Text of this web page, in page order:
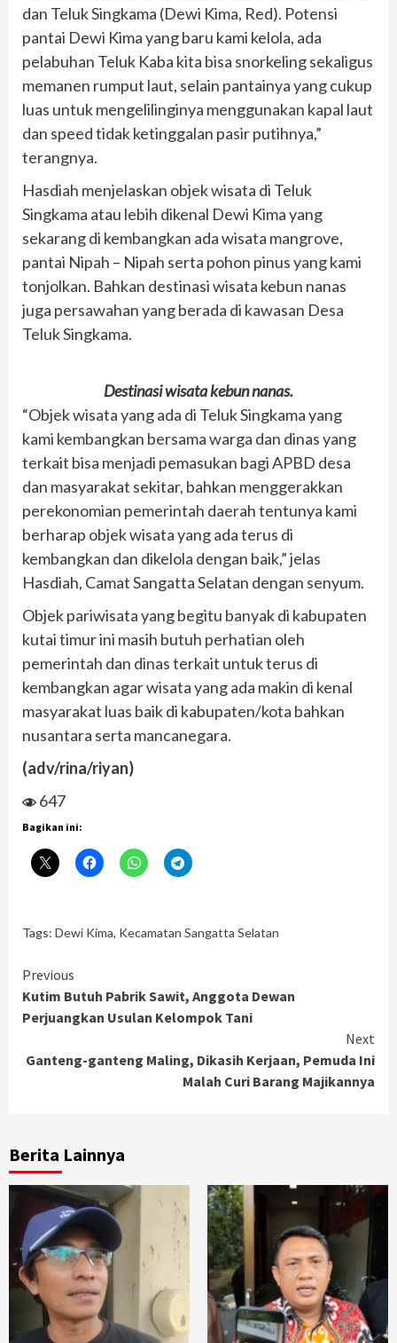
dan Teluk Singkama (Dewi Kima, Red). Potensi
pantai Dewi Kima yang baru kami kelola, ada
pelabuhan Teluk Kaba kita bisa snorkeling sekaligus
memanen rumput laut, selain pantainya yang cukup
luas untuk mengelilinginya menggunakan kapal laut
dan speed tidak ketinggalan pasir putihnya,”
terangnya.
Hasdiah menjelaskan objek wisata di Teluk
Singkama atau lebih dikenal Dewi Kima yang
sekarang di kembangkan ada wisata mangrove,
pantai Nipah – Nipah serta pohon pinus yang kami
tonjolkan. Bahkan destinasi wisata kebun nanas
juga persawahan yang berada di kawasan Desa
Teluk Singkama.
Destinasi wisata kebun nanas.
“Objek wisata yang ada di Teluk Singkama yang
kami kembangkan bersama warga dan dinas yang
terkait bisa menjadi pemasukan bagi APBD desa
dan masyarakat sekitar, bahkan menggerakkan
perekonomian pemerintah daerah tentunya kami
berharap objek wisata yang ada terus di
kembangkan dan dikelola dengan baik,” jelas
Hasdiah, Camat Sangatta Selatan dengan senyum.
Objek pariwisata yang begitu banyak di kabupaten
kutai timur ini masih butuh perhatian oleh
pemerintah dan dinas terkait untuk terus di
kembangkan agar wisata yang ada makin di kenal
masyarakat luas baik di kabupaten/kota bahkan
nusantara serta mancanegara.
(adv/rina/riyan)
647
Bagikan ini:
Tags: Dewi Kima, Kecamatan Sangatta Selatan
Continue
Reading
Previous
Kutim Butuh Pabrik Sawit, Anggota Dewan
Perjuangkan Usulan Kelompok Tani
Next
Ganteng-ganteng Maling, Dikasih Kerjaan, Pemuda Ini
Malah Curi Barang Majikannya
Berita Lainnya